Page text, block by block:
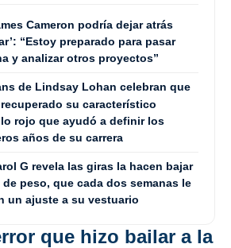
Cameron podría dejar atrás
“Estoy preparado para pasar
y analizar otros proyectos”
de Lindsay Lohan celebran que
su característico
rojo que ayudó a definir los
años de su carrera
G revela las giras la hacen bajar
peso, que cada dos semanas le
un ajuste a su vestuario
que hizo bailar a la